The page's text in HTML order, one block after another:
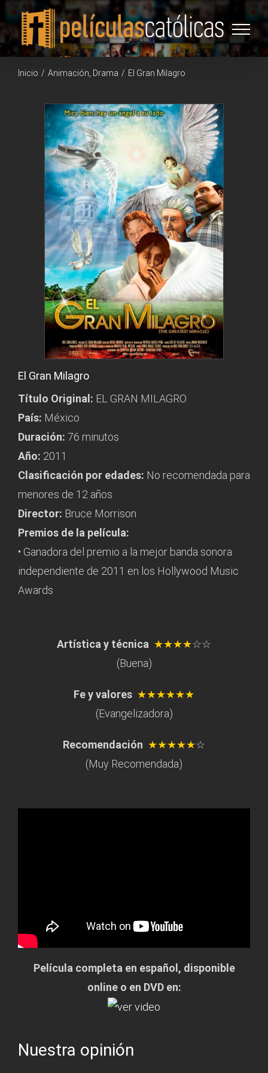
contenido
Inicio / Animación Drama / El Gran Milagro
El Gran Milagro
Título Original: EL GRAN MILAGRO
País: México
Duración: 76 minutos
Año: 2011
Clasificación por edades: No recomendada para
menores de 12 años
Director: Bruce Morrison
Premios de la película:
• Ganadora del premio a la mejor banda sonora
independiente de 2011 en los Hollywood Music
Awards
Artística y técnica ★★★★☆☆
(Buena)
Fe y valores ★★★★★★
(Evangelizadora)
Recomendación ★★★★★☆
(Muy Recomendada)
Película completa en español, disponible
online o en DVD en:
Nuestra opinión